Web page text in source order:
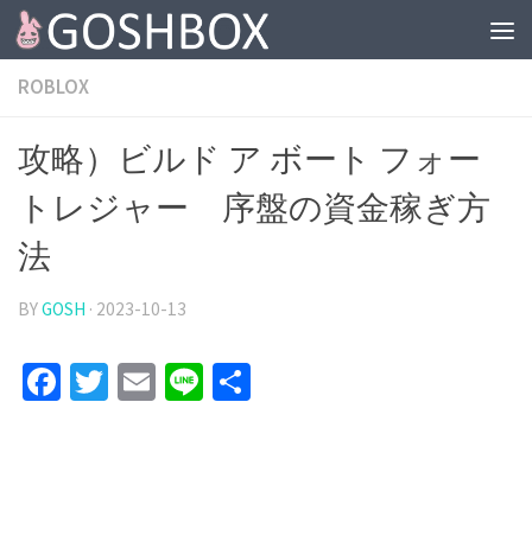
コンテンツへスキップ
ROBLOX
攻略）ビルド ア ボート フォー
トレジャー 序盤の資金稼ぎ方
法
BYGOSH · 2023-10-13
Facebook
Twitter
Email
Line